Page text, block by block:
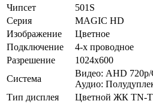
Чипсет
501S
Серия
MAGIC HD
Изображение
Цветное
Подключение
4-х проводное
Разрешение
1024х600
Система
Видео: AHD
Аудио:
Тип дисплея
Цветной ЖК TN-